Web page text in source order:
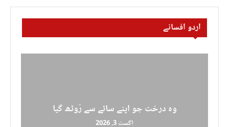
اردو افسانے
وہ درخت جو اپنے سائے سے رُوٹھ گیا
اگست 3, 2026